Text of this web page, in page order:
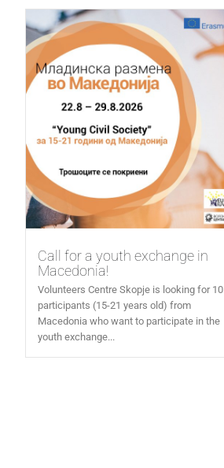
Call for a youth exchange in
Macedonia!
Volunteers Centre Skopje is looking for 10
participants (15-21 years old) from
Macedonia who want to participate in the
youth exchange...